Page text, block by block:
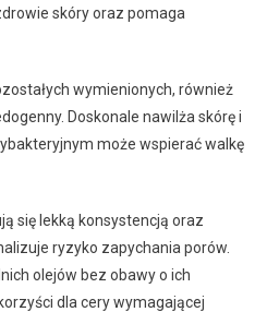
skóry oraz pomaga
wymienionych, również
Doskonale nawilża skórę i
może wspierać walkę
się lekką konsystencją oraz
ryzyko zapychania porów.
olejów bez obawy o ich
dla cery wymagającej